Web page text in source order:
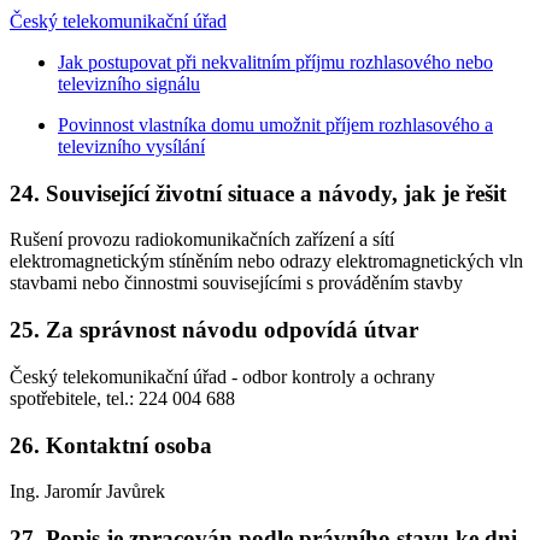
Český telekomunikační úřad
Jak postupovat při nekvalitním příjmu rozhlasového nebo
televizního signálu
Povinnost vlastníka domu umožnit příjem rozhlasového a
televizního vysílání
24. Související životní situace a návody, jak je řešit
Rušení provozu radiokomunikačních zařízení a sítí
elektromagnetickým stíněním nebo odrazy elektromagnetických vln
stavbami nebo činnostmi souvisejícími s prováděním stavby
25. Za správnost návodu odpovídá útvar
Český telekomunikační úřad - odbor kontroly a ochrany
spotřebitele, tel.: 224 004 688
26. Kontaktní osoba
Ing. Jaromír Javůrek